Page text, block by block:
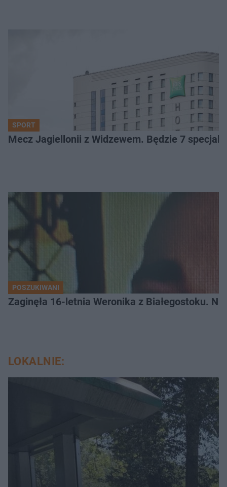
SPORT
Mecz Jagiellonii z Widzewem. Będzie 7
POSZUKIWANI
Zaginęła 16-letnia Weronika z Białegostoku.
LOKALNIE: